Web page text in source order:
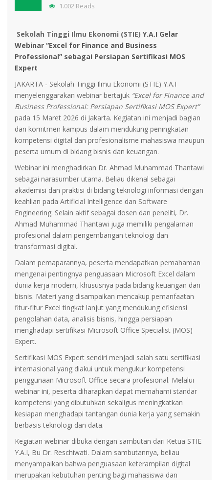
1.002 Reads
Sekolah Tinggi Ilmu Ekonomi (STIE) Y.A.I Gelar
Webinar “Excel for Finance and Business
Professional” sebagai Persiapan Sertifikasi MOS
Expert
JAKARTA - Sekolah Tinggi Ilmu Ekonomi (STIE) Y.A.I
menyelenggarakan webinar bertajuk “Excel for Finance and
Business Professional: Persiapan Sertifikasi MOS Expert”
pada 15 Maret 2026 di Jakarta. Kegiatan ini menjadi bagian
dari komitmen kampus dalam mendukung peningkatan
kompetensi digital dan profesionalisme mahasiswa maupun
peserta umum di bidang bisnis dan keuangan.
Webinar ini menghadirkan Dr. Ahmad Muhammad Thantawi
sebagai narasumber utama. Beliau dikenal sebagai
akademisi dan praktisi di bidang teknologi informasi dengan
keahlian pada Artificial Intelligence dan Software
Engineering. Selain aktif sebagai dosen dan peneliti, Dr.
Ahmad Muhammad Thantawi juga memiliki pengalaman
profesional dalam pengembangan teknologi dan
transformasi digital.
Dalam pemaparannya, peserta mendapatkan pemahaman
mengenai pentingnya penguasaan Microsoft Excel dalam
dunia kerja modern, khususnya pada bidang keuangan dan
bisnis. Materi yang disampaikan mencakup pemanfaatan
fitur-fitur Excel tingkat lanjut yang mendukung efisiensi
pengolahan data, analisis bisnis, hingga persiapan
menghadapi sertifikasi Microsoft Office Specialist (MOS)
Expert.
Sertifikasi MOS Expert sendiri menjadi salah satu sertifikasi
internasional yang diakui untuk mengukur kompetensi
penggunaan Microsoft Office secara profesional. Melalui
webinar ini, peserta diharapkan dapat memahami standar
kompetensi yang dibutuhkan sekaligus meningkatkan
kesiapan menghadapi tantangan dunia kerja yang semakin
berbasis teknologi dan data.
Kegiatan webinar dibuka dengan sambutan dari Ketua STIE
Y.A.I, Bu Dr. Reschiwati. Dalam sambutannya, beliau
menyampaikan bahwa penguasaan keterampilan digital
merupakan kebutuhan penting bagi mahasiswa dan